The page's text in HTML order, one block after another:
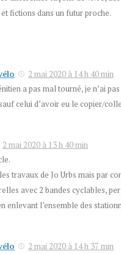
fictions dans un futur proche.
2 mai 2020 à 14 h 40 min
a pas mal tourné, je n’ai
celui d’avoir eu le copier/
2 mai 2020 à 13 h 40 min
travaux de Jo Urbs mais par
avec 2 bandes cyclables,
enlevant l’ensemble des
2 mai 2020 à 14 h 37 min